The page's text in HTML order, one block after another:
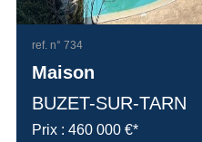
ref. n° 734
Maison
BUZET-SUR-TARN
Prix : 460 000 €*